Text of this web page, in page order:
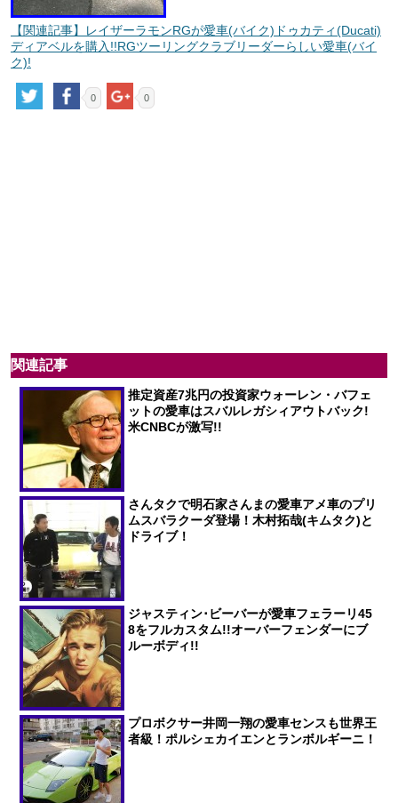
【関連記事】レイザーラモンRGが愛車(バイク)ドゥカティ(Ducati)
ディアベルを購入!!RGツーリングクラブリーダーらしい愛車(バイ
ク)!
0 0
関連記事
推定資産7兆円の投資家ウォーレン・バフェ
ットの愛車はスバルレガシィアウトバック!
米CNBCが激写!!
さんタクで明石家さんまの愛車アメ車のプリ
ムスバラクーダ登場！木村拓哉(キムタク)と
ドライブ！
ジャスティン･ビーバーが愛車フェラーリ45
8をフルカスタム!!オーバーフェンダーにブ
ルーボディ!!
プロボクサー井岡一翔の愛車センスも世界王
者級！ポルシェカイエンとランボルギーニ！